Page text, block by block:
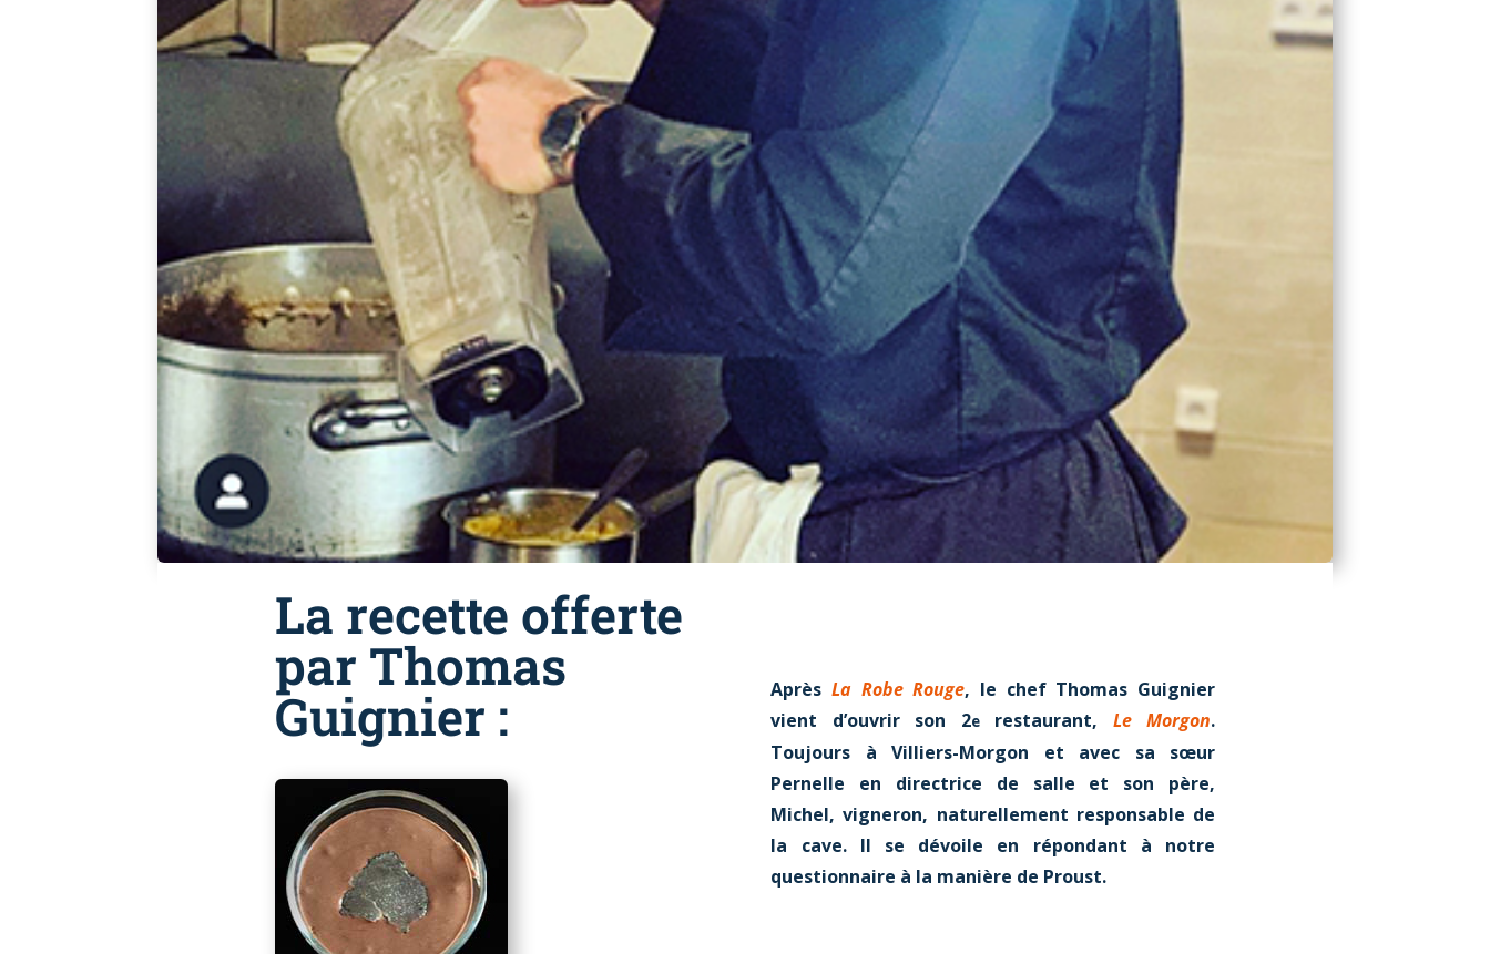
La recette offerte
par Thomas
Guignier : Après La Robe Rouge, le chef Thomas Guignier
vient d’ouvrir son 2erestaurant, Le Morgon.
Toujours à Villiers-Morgon et avec sa sœur
Pernelle en directrice de salle et son père,
Michel, vigneron, naturellement responsable de
la cave. Il se dévoile en répondant à notre
questionnaire à la manière de Proust.